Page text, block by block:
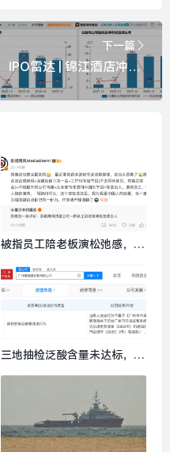
下一篇
IPO雷达 | 锦江酒店冲刺港股主板，募资用途着重整体数字化转型|界面新闻 · 证券
被指员工陪老板演松弛感，影
毒|界面新闻 · 科技
三地抽检泛酸含量未达标，天